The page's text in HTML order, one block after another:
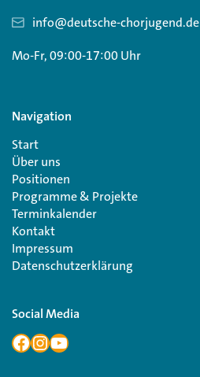
info@deutsche-chorjugend.de
Mo-Fr, 09:00-17:00 Uhr
Navigation
Start
Über uns
Positionen
Programme & Projekte
Terminkalender
Kontakt
Impressum
Datenschutzerklärung
Social Media